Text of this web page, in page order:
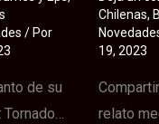
/ Por
de su
Chilenas,
19, 2023
relato